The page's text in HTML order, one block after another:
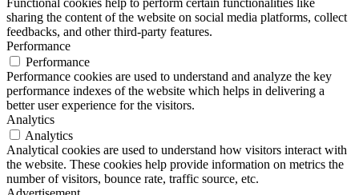
Functional cookies help to perform certain functionalities like
sharing the content of the website on social media platforms, collect
feedbacks, and other third-party features.
Performance
Performance
Performance cookies are used to understand and analyze the key
performance indexes of the website which helps in delivering a
better user experience for the visitors.
Analytics
Analytics
Analytical cookies are used to understand how visitors interact with
the website. These cookies help provide information on metrics the
number of visitors, bounce rate, traffic source, etc.